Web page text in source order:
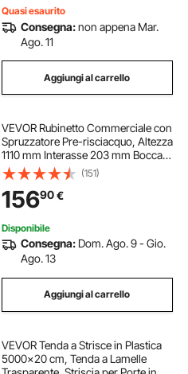
Quasi esaurito
Consegna:non appena Mar.
Ago. 11
Aggiungi al carrello
VEVOR Rubinetto Commerciale con
Spruzzatore Pre-risciacquo, Altezza
1110 mm Interasse 203 mm Bocca
Girevole 305 mm Montaggio a
Parete, Dispositivo Ottone Getto
Abbassante, Lavello da 1/2/3
Scomparto
(151)
15690€
Disponibile
Consegna: Dom. Ago. 9 - Gio.
Ago. 13
Aggiungi al carrello
VEVOR Tenda a Strisce in Plastica
5000x20 cm, Tenda a Lamelle